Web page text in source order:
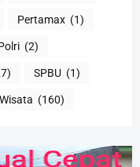
Pertamax (1)
(2)
SPBU (1)
Wisata (160)